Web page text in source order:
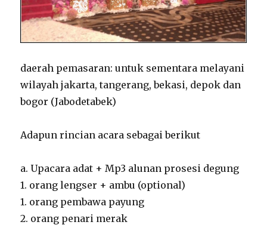
daerah pemasaran: untuk sementara melayani
wilayah jakarta, tangerang, bekasi, depok dan
bogor (Jabodetabek)
Adapun rincian acara sebagai berikut
a. Upacara adat + Mp3 alunan prosesi degung
1. orang lengser + ambu (optional)
1. orang pembawa payung
2. orang penari merak